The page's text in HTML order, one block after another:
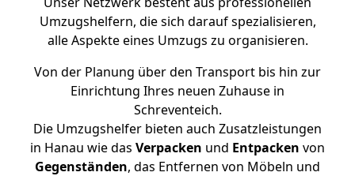
Umzugshelfern, die sich darauf spezialisieren,
alle Aspekte eines Umzugs zu organisieren.
Von der Planung über den Transport bis hin zur
Einrichtung Ihres neuen Zuhause in
Schreventeich.
Die Umzugshelfer bieten auch Zusatzleistungen
in Hanau wie das Verpacken und Entpacken von
Gegenständen, das Entfernen von Möbeln und